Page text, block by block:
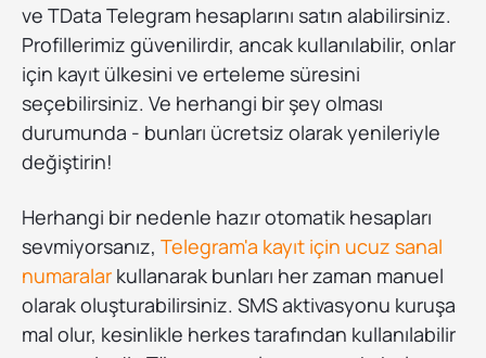
ve TData Telegram hesaplarını satın alabilirsiniz.
Profillerimiz güvenilirdir, ancak kullanılabilir, onlar
için kayıt ülkesini ve erteleme süresini
seçebilirsiniz. Ve herhangi bir şey olması
durumunda - bunları ücretsiz olarak yenileriyle
değiştirin!
Herhangi bir nedenle hazır otomatik hesapları
sevmiyorsanız, Telegram'a kayıt için ucuz sanal
numaralar kullanarak bunları her zaman manuel
olarak oluşturabilirsiniz. SMS aktivasyonu kuruşa
mal olur, kesinlikle herkes tarafından kullanılabilir